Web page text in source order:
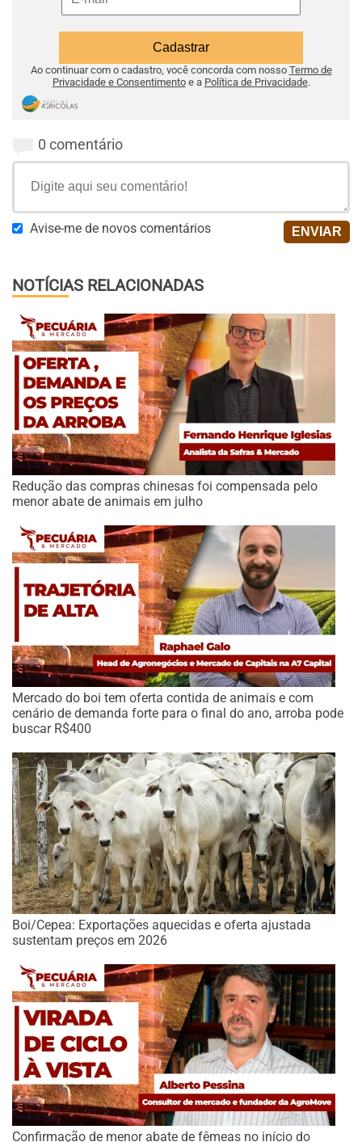
Ao continuar com o cadastro, você concorda com nosso Termo de
Privacidade e Consentimentoe a Política de Privacidade.
0 comentário
Avise-me de novos comentários
NOTÍCIAS RELACIONADAS
Redução das compras chinesas foi compensada pelo
menor abate de animais em julho
Mercado do boi tem oferta contida de animais e com
cenário de demanda forte para o final do ano, arroba pode
buscar R$400
Boi/Cepea: Exportações aquecidas e oferta ajustada
sustentam preços em 2026
Confirmação de menor abate de fêmeas no início do